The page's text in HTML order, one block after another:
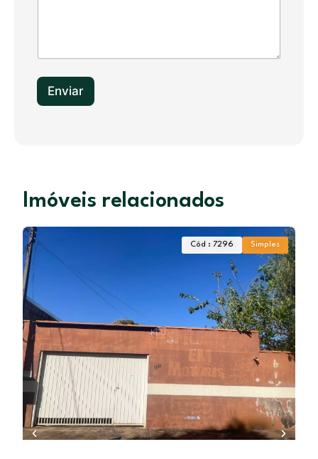
Enviar
Imóveis relacionados
Simples Cód : 6943 Simples